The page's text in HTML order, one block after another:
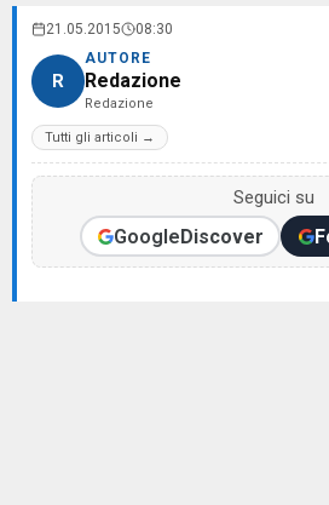
21.05.2015 08:30
R
AUTORE
Redazione
Redazione
Tutti gli articoli →
Seguici su
GoogleDiscover